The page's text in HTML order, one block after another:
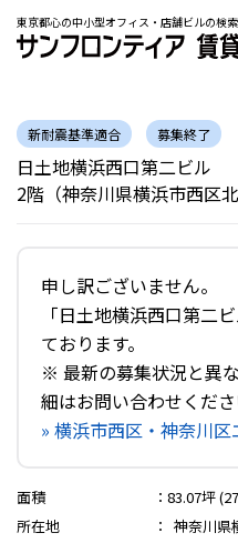
東京都心の中小型オフィス・店舗ビルの検
新耐震基準適合 募集終了
日土地横浜西口第二ビル
2階（神奈川県横浜市西区北
申し訳ございません。
「日土地横浜西口第二
ております。
※ 最新の募集状況と異
細はお問い合わせくださ
» 横浜市西区・神奈川
面積 ： 83.07坪
所在地
： 神奈川県